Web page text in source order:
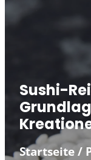
Sushi-
Startseite/